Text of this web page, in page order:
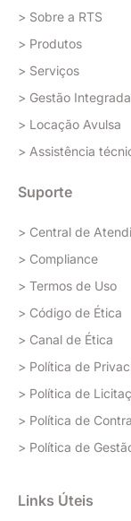
> Sobre a RTS
> Produtos
> Serviços
> Gestão Integrada
> Locação Avulsa
> Assistência
Suporte
> Central de
> Compliance
> Termos de Uso
> Código de Ética
> Canal de Ética
> Política de
> Política de
> Política de
> Política de
Links Úteis